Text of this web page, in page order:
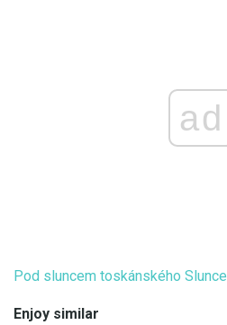
ad
Pod sluncem toskánského Slunce
Enjoy similar